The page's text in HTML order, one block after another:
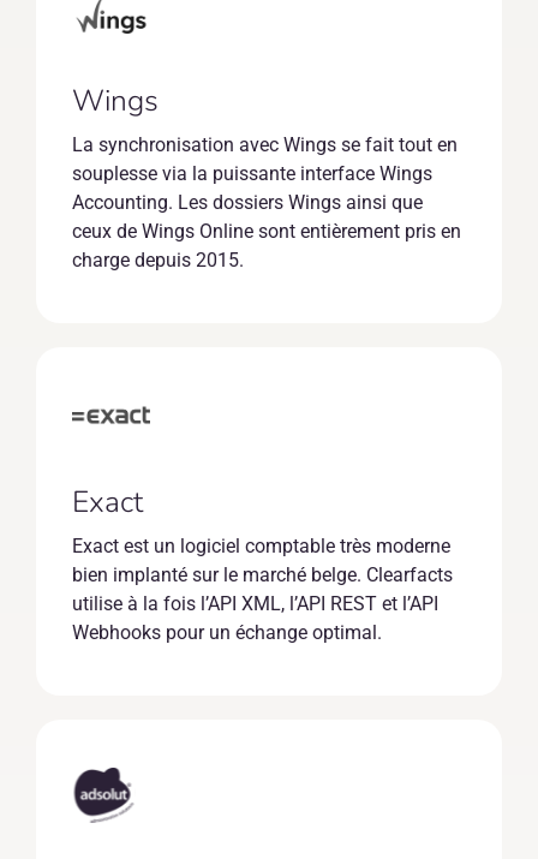
Wings
La synchronisation avec Wings se fait tout en
souplesse via la puissante interface Wings
Accounting. Les dossiers Wings ainsi que
ceux de Wings Online sont entièrement pris en
charge depuis 2015.
Exact
Exact est un logiciel comptable très moderne
bien implanté sur le marché belge. Clearfacts
utilise à la fois l’API XML, l’API REST et l’API
Webhooks pour un échange optimal.